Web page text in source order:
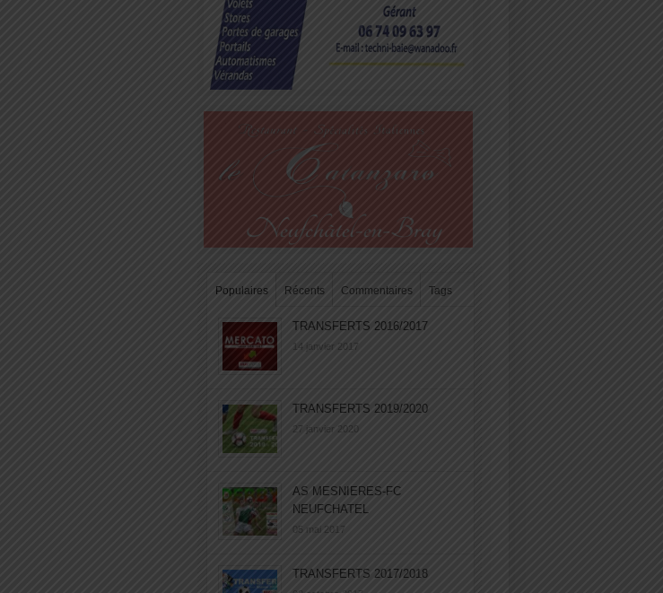
Populaires Récents Commentaires Tags
TRANSFERTS 2016/2017
14 janvier 2017
TRANSFERTS 2019/2020
27 janvier 2020
AS MESNIERES-FC
NEUFCHATEL
05 mai 2017
TRANSFERTS 2017/2018